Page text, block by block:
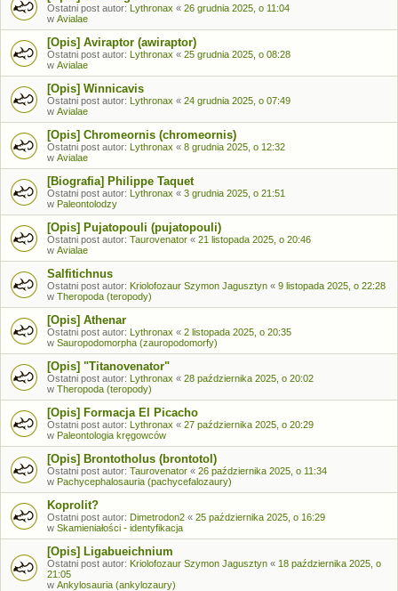
Ostatni post autor: Lythronax « 26 grudnia 2025, o 11:04
w Avialae
[Opis] Aviraptor (awiraptor)
Ostatni post autor: Lythronax « 25 grudnia 2025, o 08:28
w Avialae
[Opis] Winnicavis
Ostatni post autor: Lythronax « 24 grudnia 2025, o 07:49
w Avialae
[Opis] Chromeornis (chromeornis)
Ostatni post autor: Lythronax « 8 grudnia 2025, o 12:32
w Avialae
[Biografia] Philippe Taquet
Ostatni post autor: Lythronax « 3 grudnia 2025, o 21:51
w Paleontolodzy
[Opis] Pujatopouli (pujatopouli)
Ostatni post autor: Taurovenator « 21 listopada 2025, o 20:46
w Avialae
Salfitichnus
Ostatni post autor: Kriolofozaur Szymon Jagusztyn « 9 listopada 2025, o 22:28
w Theropoda (teropody)
[Opis] Athenar
Ostatni post autor: Lythronax « 2 listopada 2025, o 20:35
w Sauropodomorpha (zauropodomorfy)
[Opis] "Titanovenator"
Ostatni post autor: Lythronax « 28 października 2025, o 20:02
w Theropoda (teropody)
[Opis] Formacja El Picacho
Ostatni post autor: Lythronax « 27 października 2025, o 20:29
w Paleontologia kręgowców
[Opis] Brontotholus (brontotol)
Ostatni post autor: Taurovenator « 26 października 2025, o 11:34
w Pachycephalosauria (pachycefalozaury)
Koprolit?
Ostatni post autor: Dimetrodon2 « 25 października 2025, o 16:29
w Skamieniałości - identyfikacja
[Opis] Ligabueichnium
Ostatni post autor: Kriolofozaur Szymon Jagusztyn « 18 października 2025, o
21:05
w Ankylosauria (ankylozaury)